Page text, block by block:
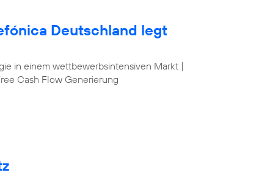
Deutschland legt
in einem wettbewerbsintensiven Markt |
Cash Flow Generierung